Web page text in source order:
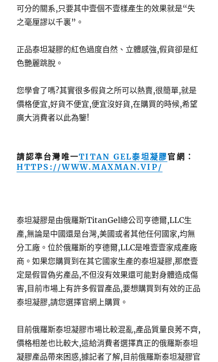
可分的關系,只要其中壹個不壹樣產生的效果就是“失
之毫厘謬以千裏”。
正品泰坦凝膠的紅色過度自然、立體感強,假貨卻是紅
色艷麗跳脫。
您學會了嗎?其實很多假貨之所可以熱賣,很簡單,就是
價格便宜,好貨不便宜,便宜沒好貨,在購買的時候,希望
廣大消費者以此為鑒!
請認準台灣唯一TITAN GEL泰坦凝膠官網：
HTTPS://WWW.MAXMAN.VIP/
泰坦凝膠是由俄羅斯TitanGel總公司亨德爾,LLC生
產,無論是中國還是台灣,美國或者其他任何國家,均無
分工廠。位於俄羅斯的亨德爾,LLC是唯壹壹家成產廠
商。如果您購買到在其它國家生產的泰坦凝膠,那麽壹
定是假冒偽劣產品,不但沒有效果還可能對身體造成傷
害,目前市場上有許多假冒產品,要想購買到有效的正品
泰坦凝膠,請您選擇官網上購買。
目前俄羅斯泰坦凝膠市場比較混亂,產品質量良莠不齊,
價格相差也比較大,這給消費者選擇真正的俄羅斯泰坦
凝膠產品帶來困惑,據記者了解,目前俄羅斯泰坦凝膠官